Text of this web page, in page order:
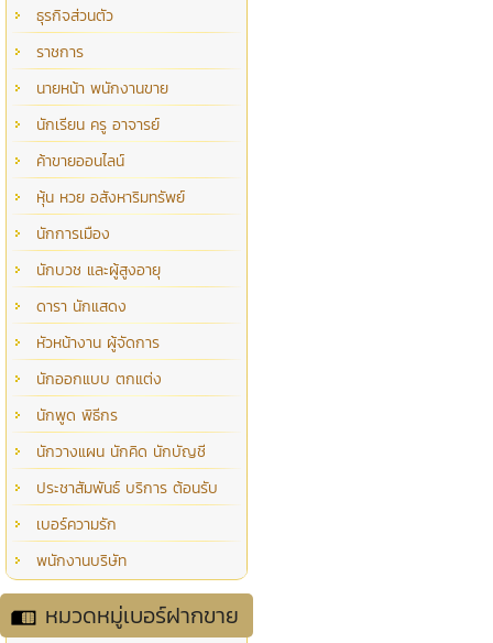
ธุรกิจส่วนตัว
ราชการ
นายหน้า พนักงานขาย
นักเรียน ครู อาจารย์
ค้าขายออนไลน์
หุ้น หวย อสังหาริมทรัพย์
นักการเมือง
นักบวช และผู้สูงอายุ
ดารา นักแสดง
หัวหน้างาน ผู้จัดการ
นักออกแบบ ตกแต่ง
นักพูด พิธีกร
นักวางแผน นักคิด นักบัญชี
ประชาสัมพันธ์ บริการ ต้อนรับ
เบอร์ความรัก
พนักงานบริษัท
หมวดหมู่เบอร์ฝากขาย